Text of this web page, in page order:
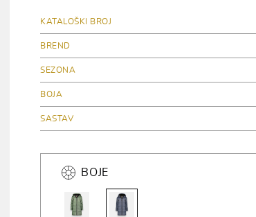
KATALOŠKI BROJ
BREND
SEZONA
BOJA
SASTAV
BOJE